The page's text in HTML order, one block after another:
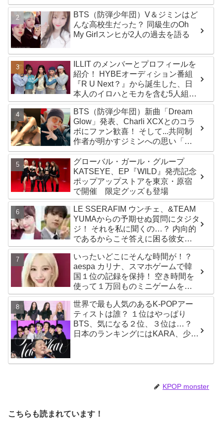
BTS（防弾少年団）V＆ジミンはど
んな高校生だった？ 同級生のOh
My Girlスンヒが2人の過去を語る
ILLIT のメンバーとプロフィールを
紹介！ HYBEオーディション番組
『R U Next？』から誕生した、日
本人のイロハとモカを含む5人組ガ
ールズグループ！ デビュー曲
「Magnetic」がいきなりの大ヒッ
ト
BTS（防弾少年団）新曲「Dream
Glow」発表、Charli XCXとのコラ
ボにファン歓喜！ そして...共同制
作者が明かすジミンへの思い「彼
の夢、そして彼の絶望から生まれ
た歌」
グローバル・ガール・グループ
KATSEYE、EP『WILD』発売記念
ポップアップストアを東京・原宿
で開催 限定グッズも登場
LE SSERAFIM ウンチェ、&TEAM
YUMAからの予期せぬ質問にタジタ
ジ！ それを私に聞くの…？ 内向的
であるからこそ答えに困る彼女の
リアクションがかわいすぎる
いったいどこにそんな時間が！？
aespa カリナ、スマホゲームで韓
国１位の記録を保持！ 空き時間を
使って１万回ものミニゲームをク
リア「芸能人たちが時間がないと
言っているのは全部嘘」
世界で最も人気のあるK-POPアー
ティストは誰？ １位はやっぱり
BTS、気になる２位、３位は…？
日本のランキングにはKARA、少女
KPOP monster
こちらも読まれています！